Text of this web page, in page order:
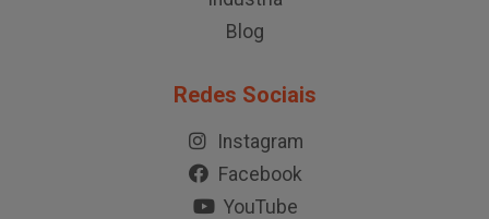
Blog
Redes Sociais
Instagram
Facebook
YouTube